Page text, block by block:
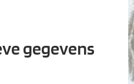
gegevens